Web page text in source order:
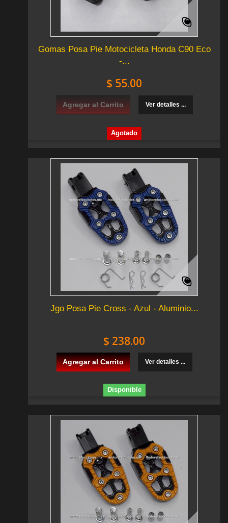
Gomas Posa Pie Motocicleta Honda C90 Eco
-...
$ 55.00
Agregar al Carrito Ver detalles ...
Agotado
Jgo Posa Pie Cross - Azul - Aluminio...
$ 238.00
Agregar al Carrito Ver detalles ...
Disponible